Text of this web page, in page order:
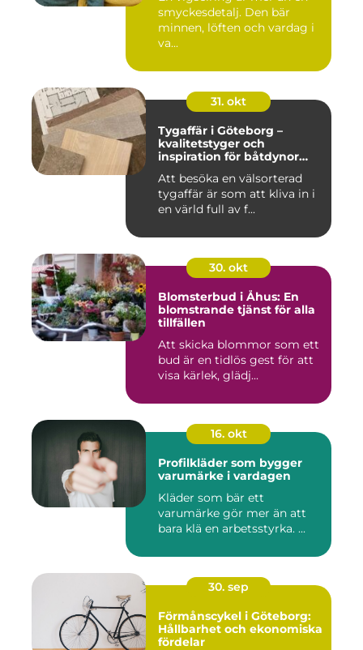
smyckesdetalj. Den bär
minnen, löften och vardag i
va...
31. okt
Tygaffär i Göteborg –
kvalitetstyger och
inspiration för båtdynor
Att besöka en välsorterad
tygaffär är som att kliva in i
en värld full av f...
30. okt
Blomsterbud i Åhus: En
blomstrande tjänst för alla
tillfällen
Att skicka blommor som ett
bud är en tidlös gest för att
visa kärlek, glädj...
16. okt
Profilkläder som bygger
varumärke i vardagen
Kläder som bär ett
varumärke gör mer än att
bara klä en arbetsstyrka. ...
30. sep
Förmånscykel i Göteborg:
Hållbarhet och ekonomiska
fördelar